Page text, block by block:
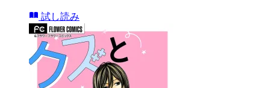
試し読み